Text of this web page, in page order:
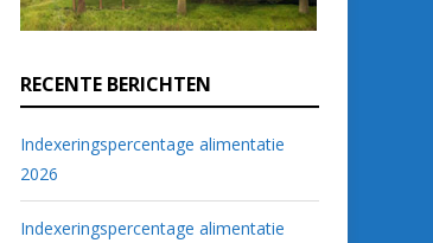
RECENTE BERICHTEN
Indexeringspercentage alimentatie
2026
Indexeringspercentage alimentatie